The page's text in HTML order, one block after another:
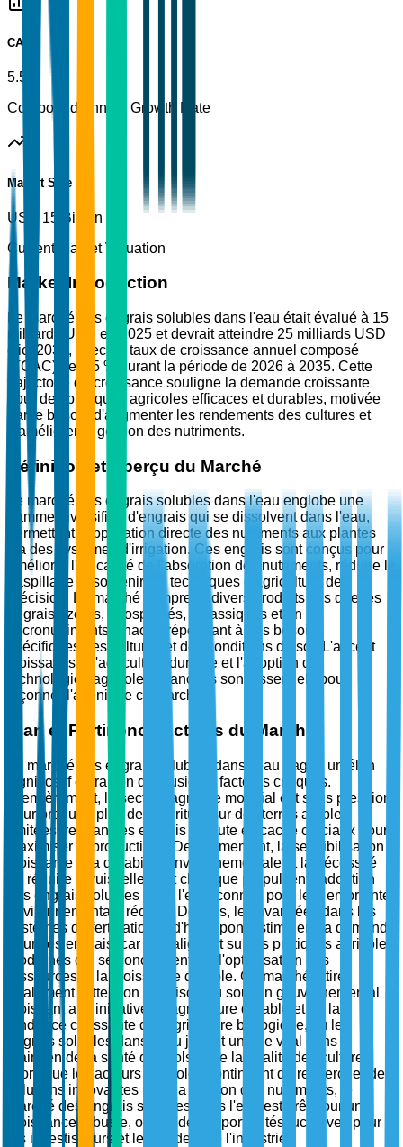
CAGR
5.5%
Compound Annual Growth Rate
Market Size
USD 15 Billion
Current Market Valuation
Market Introduction
Le marché des engrais solubles dans l'eau était évalué à 15
milliards USD en 2025 et devrait atteindre 25 milliards USD
d'ici 2035, avec un taux de croissance annuel composé
(TCAC) de 5,5 % durant la période de 2026 à 2035. Cette
trajectoire de croissance souligne la demande croissante
pour des pratiques agricoles efficaces et durables, motivée
par le besoin d'augmenter les rendements des cultures et
d'améliorer la gestion des nutriments.
Définition et Aperçu du Marché
Le marché des engrais solubles dans l'eau englobe une
gamme diversifiée d'engrais qui se dissolvent dans l'eau,
permettant l'application directe des nutriments aux plantes
via des systèmes d'irrigation. Ces engrais sont conçus pour
améliorer l'efficacité de l'absorption des nutriments, réduire le
gaspillage et soutenir les techniques d'agriculture de
précision. Le marché comprend divers produits tels que les
engrais azotés, phosphatés, potassiques et en
micronutriments, chacun répondant à des besoins
spécifiques des cultures et des conditions du sol. L'accent
croissant sur l'agriculture durable et l'adoption de
technologies agricoles avancées sont essentiels pour
façonner l'avenir de ce marché.
Élan et Pertinence Actuels du Marché
Le marché des engrais solubles dans l'eau gagne un élan
significatif en raison de plusieurs facteurs critiques.
Premièrement, le secteur agricole mondial est sous pression
pour produire plus de nourriture sur des terres arables
limitées, rendant les engrais à haute efficacité cruciaux pour
maximiser la productivité. Deuxièmement, la sensibilisation
croissante à la durabilité environnementale et la nécessité
de réduire le ruissellement chimique propulsent l'adoption
des engrais solubles dans l'eau, connus pour leur empreinte
environnementale réduite. De plus, les avancées dans les
systèmes de fertigation et d'hydroponie stimulent la demande
pour ces engrais, car ils s'alignent sur les pratiques agricoles
modernes qui se concentrent sur l'optimisation des
ressources et la croissance durable. Ce marché attire
également l'attention en raison du soutien gouvernemental
croissant aux initiatives d'agriculture durable et de la
tendance croissante de l'agriculture biologique, où les
engrais solubles dans l'eau jouent un rôle vital dans le
maintien de la santé des sols et de la qualité des cultures.
Alors que les acteurs agricoles continuent de rechercher des
solutions innovantes pour la gestion des nutriments, le
marché des engrais solubles dans l'eau est prêt pour une
croissance robuste, offrant des opportunités lucratives pour
les investisseurs et les leaders de l'industrie.